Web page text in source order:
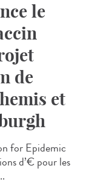
le
de
et
for Epidemic
d’€ pour les